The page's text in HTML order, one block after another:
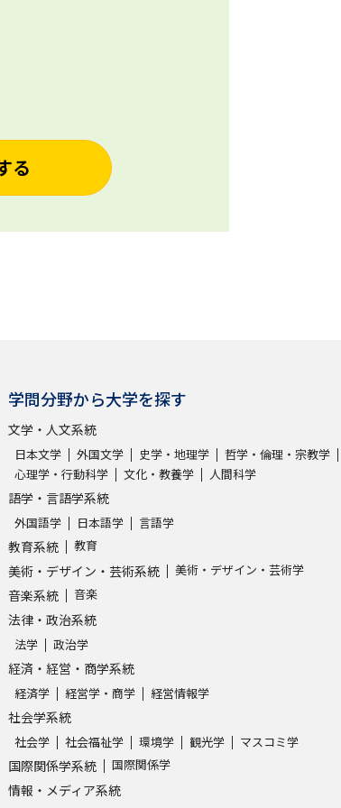
る
学問分野から大学を探す
文学・人文系統
日本文学 外国文学 史学・地理学
哲学・倫理・宗教学
心理学・行動科学
文化・教養学 人間科学
語学・言語学系統
外国語学 日本語学 言語学
教育系統 教育
美術・デザイン・芸術系統 美術・デザイン・芸術学
音楽系統 音楽
法律・政治系統
法学 政治学
経済・経営・商学系統
経済学 経営学・商学 経営情報学
社会学系統
社会学 社会福祉学 環境学 観光学 マスコミ学
国際関係学系統 国際関係学
情報・メディア系統